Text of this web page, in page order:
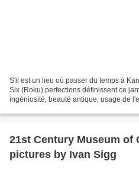
S'il est un lieu où passer du temps à
Six (Roku) perfections définissent ce
ingéniosité, beauté antique, usage de
21st Century Museum of
pictures by Ivan Sigg